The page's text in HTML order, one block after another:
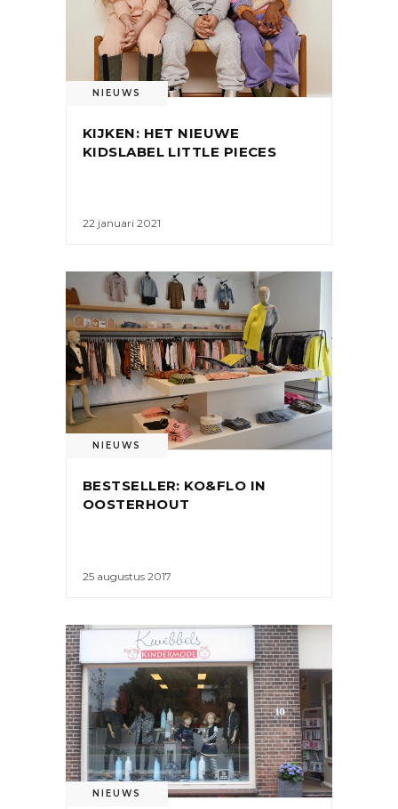
NIEUWS
KIJKEN: HET NIEUWE
KIDSLABEL LITTLE PIECES
22 januari 2021
NIEUWS
BESTSELLER: KO&FLO IN
OOSTERHOUT
25 augustus 2017
NIEUWS